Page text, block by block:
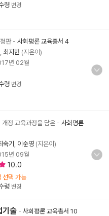
령 변경
판- 사회평론 교육총서 4
최지현 (지은이)
년 02월
령 변경
정 교육과정을 담은 - 사회평론
숙기 이순영 (지은이)
년 09월
10.0
선택 가능
령 변경
기술 - 사회평론 교육총서 10